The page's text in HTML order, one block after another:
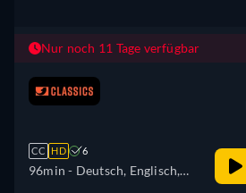
Nur noch 11 Tage verfügbar
CC HD 6
96min - Deutsch, Englisch,